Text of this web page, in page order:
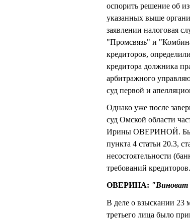
оспорить решение об
указанных выше
заявлении налоговая
"Промсвязь" и
кредиторов,
кредитора должника
арбитражного
суд первой и
Однако уже после
суд Омской области
Ирины ОВЕРИНОЙ. Было
пункта 4 статьи 20.3,
несостоятельности
требований кредиторов.
ОВЕРИНА: "Виноват
В деле о взыскании 23
третьего лица было